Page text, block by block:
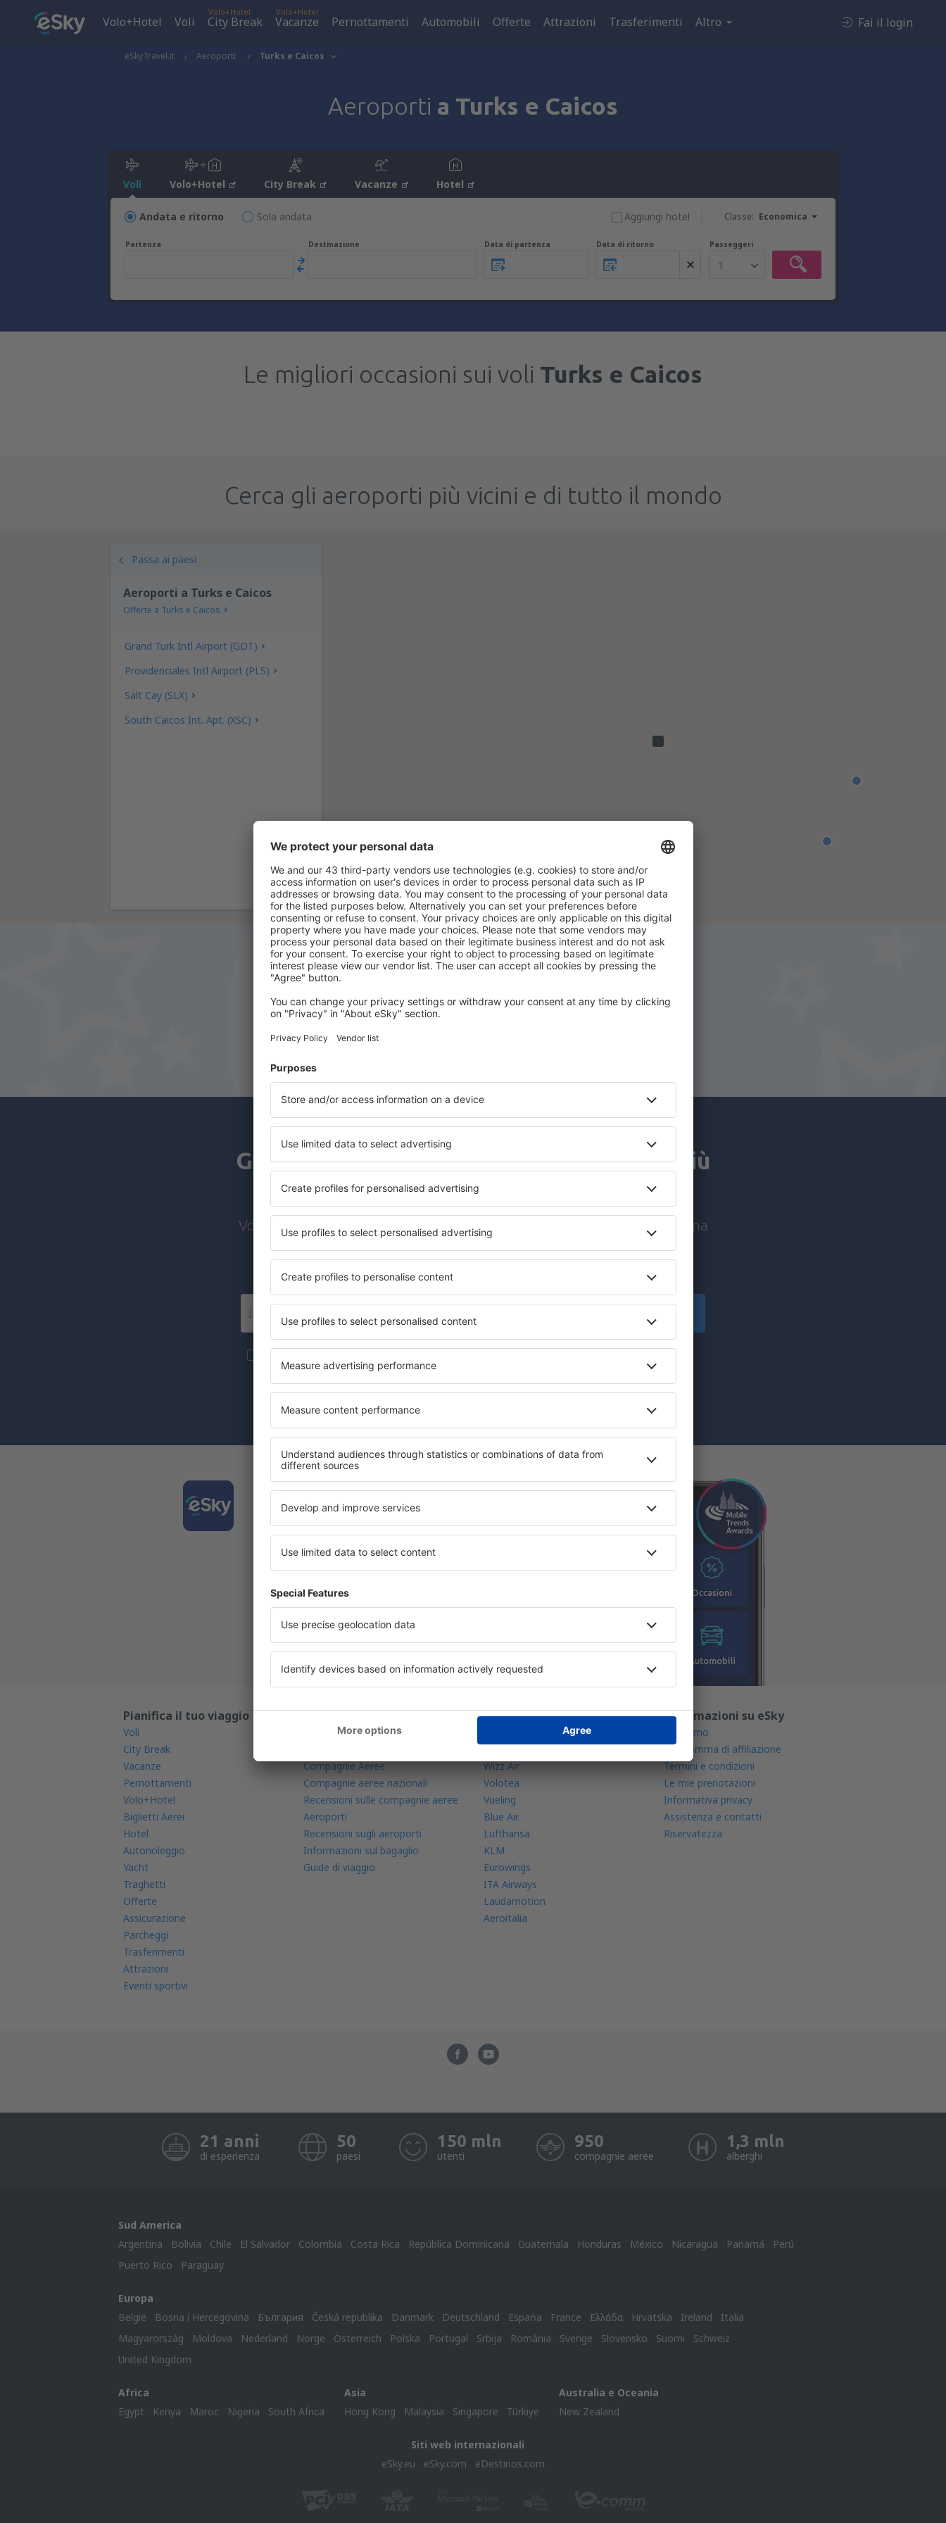
Volo+Hotel Voli
Volo+Hotel
City Break
Volo+Hotel
Vacanze Pernottamenti Automobili Offerte Attrazioni Trasferimenti Altro Fai il login
eSkyTravel.it Aeroporti Turks e Caicos
Aeroporti a Turks e Caicos
Voli Volo+Hotel City Break Vacanze Hotel
Andata e ritorno Sola andata Classe: Economica
Aggiungi hotel
Partenza Destinazione Data di partenza Data di ritorno Passeggeri
1
Le migliori occasioni sui voli Turks e Caicos
Cerca gli aeroporti più vicini e di tutto il mondo
Passa ai paesi
Aeroporti a Turks e Caicos
Offerte a Turks e Caicos
Grand Turk Intl Airport (GDT)
Providenciales Intl Airport (PLS)
Salt Cay (SLX)
South Caicos Int. Apt. (XSC)
Risparmia tempo e denaro
eSkytravel.it
Gli iscritti alla newsletter viaggiano di più
a meno
Voli economici, city break, vacanze - ricevi offerte di viaggio uniche prima
di chiunque altro.
Inviamo solo il meglio, parola di viaggiatore!
(tramite newsletter) da eSky.pl S.A., all'indirizzo e-mail da me fornito.
Selezionando la casella, inserendo il tuo indirizzo e-mail e scegliendo "salva" (contestualmente) dai il
consenso al trattamento dei tuoi dati personali
Scarica la nostra app
e programma comodamente i tuoi
viaggi
L'app più votata nella categoria viaggi
Nuove offerte giornaliere a portata di mano
Tutte le prenotazioni in un unico posto
Pianifica il tuo viaggio
Voli
City Break
Vacanze
Pernottamenti
Volo+Hotel
Biglietti Aerei
Hotel
Autonoleggio
Yacht
Traghetti
Offerte
Assicurazione
Parcheggi
Trasferimenti
Attrazioni
Eventi sportivi
Scopri di più
Applicazione mobile
Compagnie Aeree
Compagnie aeree nazionali
Recensioni sulle compagnie aeree
Aeroporti
Recensioni sugli aeroporti
Informazioni sul bagaglio
Guide di viaggio
Compagnie aeree
easyJet
Wizz Air
Volotea
Vueling
Blue Air
Lufthansa
KLM
Eurowings
ITA Airways
Laudamotion
Aeroitalia
Informazioni su eSky
Chi siamo
Programma di affiliazione
Termini e condizioni
Le mie prenotazioni
Informativa privacy
Assistenza e contatti
Riservatezza
21 anni
di esperienza
50
paesi
150 mln
utenti
950
compagnie aeree
1,3 mln
alberghi
Sud America
Argentina
Bolivia Chile El Salvador Colombia Costa Rica República Dominicana Guatemala Honduras México Nicaragua Panamá
Perú
Puerto Rico
Paraguay
Europa
België
Bosna i Hercegovina България Česká republika Danmark Deutschland Espańa France Ελλάδα Hrvatska Ireland
Italia
Magyarország
Moldova Nederland Norge Österreich Polska Portugal Srbija România Sverige Slovensko Suomi
Schweiz
United Kingdom
Africa
Egypt
Kenya Maroc Nigeria South Africa
Asia
Hong Kong
Malaysia Singapore Türkiye
Australia e Oceania
New Zealand
Siti web internazionali
eSky.eu
eSky.com eDestinos.com